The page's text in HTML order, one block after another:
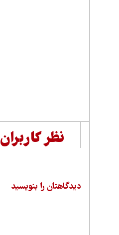
نظر کاربران
دیدگاهتان را بنویسید